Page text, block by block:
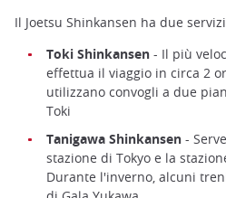
Il Joetsu Shinkansen ha due
Toki Shinkansen - Il più
effettua il viaggio in circa 2
utilizzano convogli a due
Toki
Tanigawa Shinkansen -
stazione di Tokyo e la
Durante l'inverno, alcuni